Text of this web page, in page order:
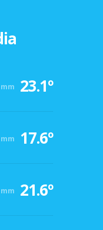
23.1º
17.6º
21.6º